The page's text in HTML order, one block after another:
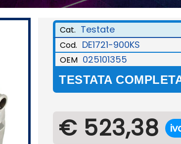
Cat. Testate
Cod. DE1721-900KS
OEM 025101355
TESTATA
€ 523,38